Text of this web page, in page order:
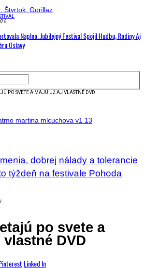
Naplno. Jubilejný Festival Spojil Hudbu, Rodiny Aj
Oslavy
PO SVETE A MAJÚ UŽ AJ VLASTNÉ DVD
dobrej nálady a tolerancie
týždeň na festivale Pohoda
po svete a
DVD
Linked In